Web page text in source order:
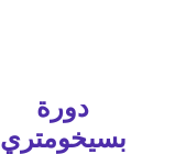
دورة
بسيخومتري